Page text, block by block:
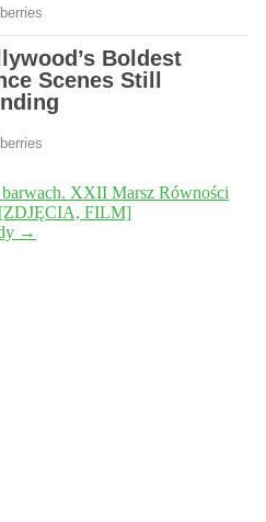
XXII Marsz Równości
[ZDJĘCIA, FILM]
→